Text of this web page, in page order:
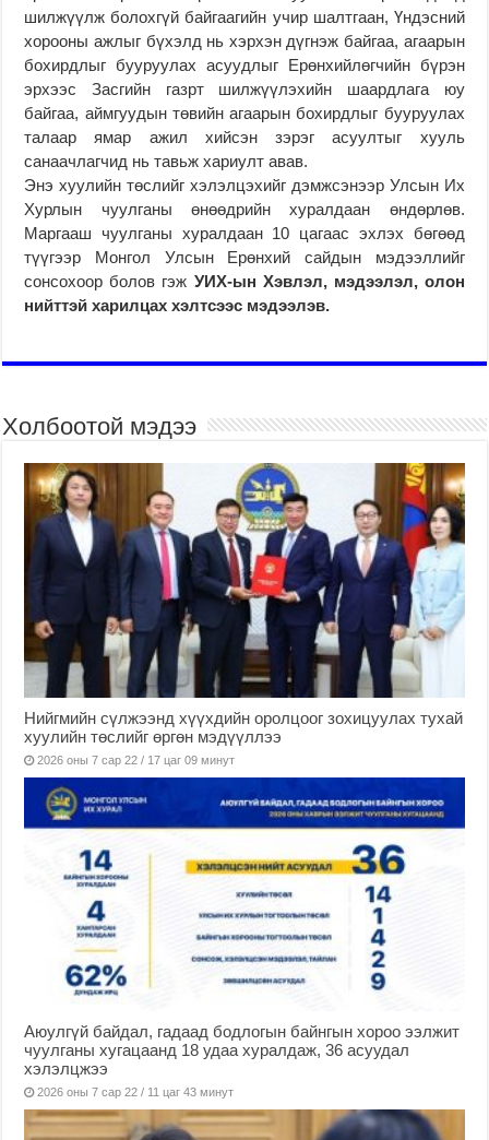
шилжүүлж болохгүй байгаагийн учир шалтгаан, Үндэсний
хорооны ажлыг бүхэлд нь хэрхэн дүгнэж байгаа, агаарын
бохирдлыг бууруулах асуудлыг Ерөнхийлөгчийн бүрэн
эрхээс Засгийн газрт шилжүүлэхийн шаардлага юу
байгаа, аймгуудын төвийн агаарын бохирдлыг бууруулах
талаар ямар ажил хийсэн зэрэг асуултыг хууль
санаачлагчид нь тавьж хариулт авав.
Энэ хуулийн төслийг хэлэлцэхийг дэмжсэнээр Улсын Их
Хурлын чуулганы өнөөдрийн хуралдаан өндөрлөв.
Маргааш чуулганы хуралдаан 10 цагаас эхлэх бөгөөд
түүгээр Монгол Улсын Ерөнхий сайдын мэдээллийг
сонсохоор болов гэж УИХ-ын Хэвлэл, мэдээлэл, олон
нийттэй харилцах хэлтсээс мэдээлэв.
Холбоотой мэдээ
Нийгмийн сүлжээнд хүүхдийн оролцоог зохицуулах тухай
хуулийн төслийг өргөн мэдүүллээ
2026 оны 7 сар 22 / 17 цаг 09 минут
Аюулгүй байдал, гадаад бодлогын байнгын хороо ээлжит
чуулганы хугацаанд 18 удаа хуралдаж, 36 асуудал
хэлэлцжээ
2026 оны 7 сар 22 / 11 цаг 43 минут